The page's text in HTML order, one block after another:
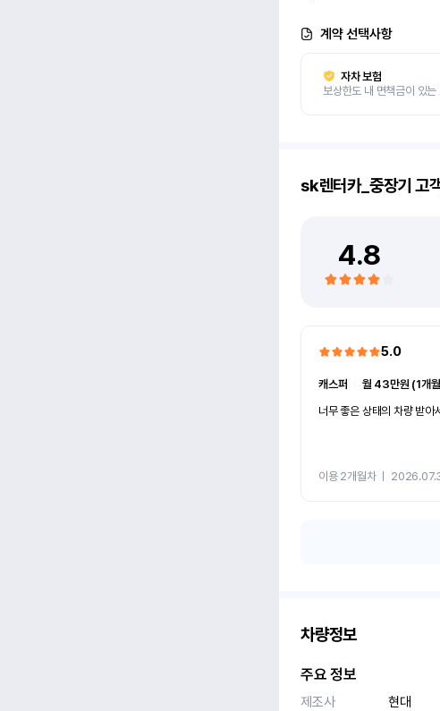
계약 선택사항
자차 보험
보상한도 내 면책금이 있는
sk렌터카_중장기 고
4.8
5.0
캐스퍼
월 43만원 (1개
너무 좋은 상태의 차량 받아
이용 2개월차ㅣ
차량정보
주요 정보
제조사
현대